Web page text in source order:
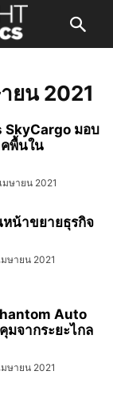
ยน 2021
SkyCargo มอบ
พื้นใน
มษายน 2021
หน้าขยายธุรกิจ
มษายน 2021
Auto
จากระยะไกล
มษายน 2021